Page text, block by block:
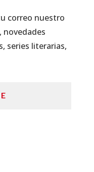
correo nuestro
novedades
series literarias,